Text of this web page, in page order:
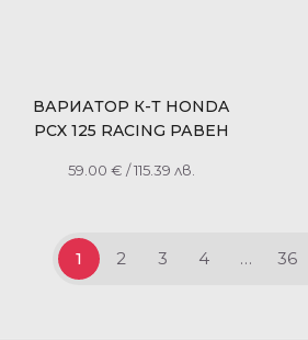
ВАРИАТОР К-Т HONDA
PCX 125 RACING РАВЕН
59.00 € / 115.39 лв.
1 2 3 4 … 36